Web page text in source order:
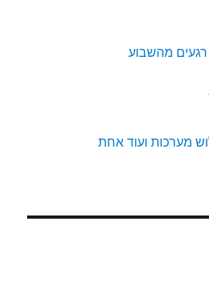
מהשבוע
מערכות ועוד אחת